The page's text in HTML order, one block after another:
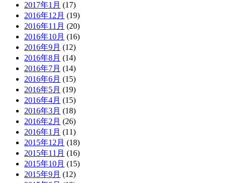
2017年1月 (17)
2016年12月 (19)
2016年11月 (20)
2016年10月 (16)
2016年9月 (12)
2016年8月 (14)
2016年7月 (14)
2016年6月 (15)
2016年5月 (19)
2016年4月 (15)
2016年3月 (18)
2016年2月 (26)
2016年1月 (11)
2015年12月 (18)
2015年11月 (16)
2015年10月 (15)
2015年9月 (12)